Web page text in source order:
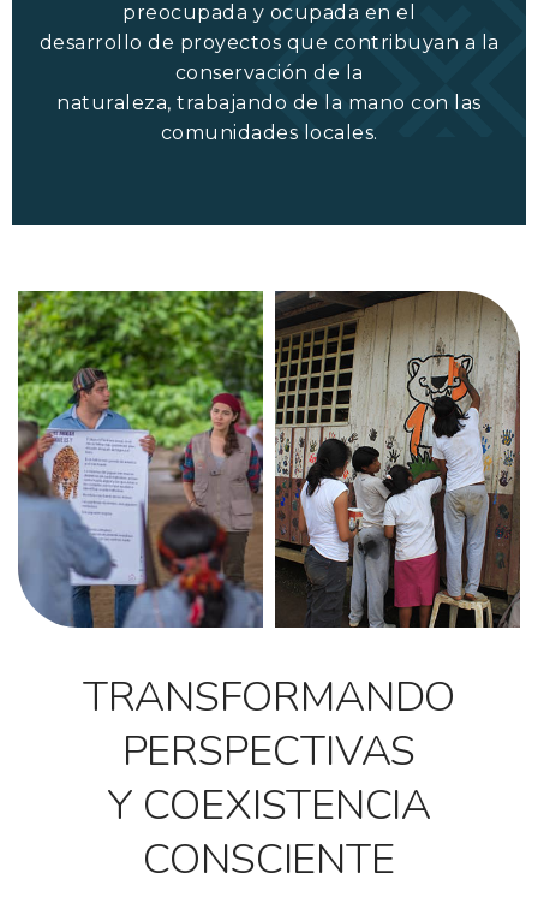
preocupada y ocupada en el
desarrollo de proyectos que contribuyan a la
conservación de la
naturaleza, trabajando de la mano con las
comunidades locales.
TRANSFORMANDO
PERSPECTIVAS
Y COEXISTENCIA
CONSCIENTE